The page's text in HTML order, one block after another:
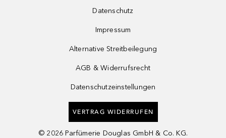
Datenschutz
Impressum
Alternative Streitbeilegung
AGB & Widerrufsrecht
Datenschutzeinstellungen
VERTRAG WIDERRUFEN
© 2026 Parfümerie Douglas GmbH & Co. KG.